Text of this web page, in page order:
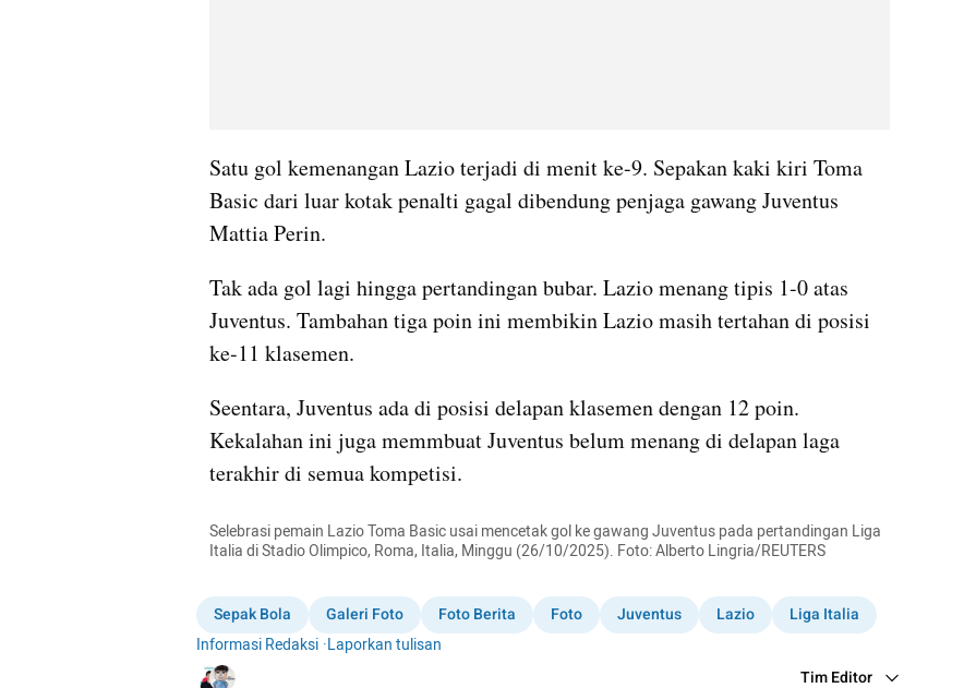
Satu gol kemenangan Lazio terjadi di menit ke-9. Sepakan kaki kiri Toma
Basic dari luar kotak penalti gagal dibendung penjaga gawang Juventus
Mattia Perin.
Tak ada gol lagi hingga pertandingan bubar. Lazio menang tipis 1-0 atas
Juventus. Tambahan tiga poin ini membikin Lazio masih tertahan di posisi
ke-11 klasemen.
Seentara, Juventus ada di posisi delapan klasemen dengan 12 poin.
Kekalahan ini juga memmbuat Juventus belum menang di delapan laga
terakhir di semua kompetisi.
Selebrasi pemain Lazio Toma Basic usai mencetak gol ke gawang Juventus pada pertandingan Liga
Italia di Stadio Olimpico, Roma, Italia, Minggu (26/10/2025). Foto: Alberto Lingria/REUTERS
Sepak Bola Galeri Foto Foto Berita Foto Juventus Lazio
Liga Italia
Informasi Redaksi ·Laporkan tulisan
Tim Editor